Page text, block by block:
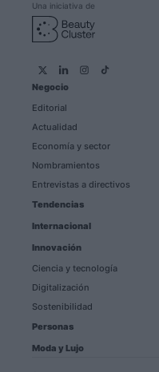
Una iniciativa de
Negocio
Editorial
Actualidad
Economía y sector
Nombramientos
Entrevistas a directivos
Tendencias
Internacional
Innovación
Ciencia y tecnología
Digitalización
Sostenibilidad
Personas
Moda y Lujo